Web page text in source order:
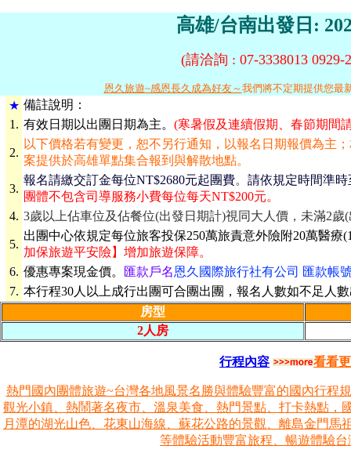
高雄/台南出發日:
(請洽詢 : 07-3338013 0929-
恩久旅遊~感恩長久成為好友～我們將不定期提供您最
★ 備註說明：
1. 有效日期 以出團日期為主。 (寒暑假及連續假期、春節期間
2.
以下價格若有變更，恕不另行通知，以報名日期報價為主
案提供於高雄單點集合報到與解散地點。
3.
報名請繳交訂金每位NT$2680元起團費。 請依規定時間準
團體不包含司導服務小費每位每天NT$200元。
4. 3歲以上佔車位及佔餐位(出發日期計)視同大人價，未滿2歲
5.
出團中心依規定每位旅客投保250萬旅責意外險附20萬醫療
加保旅遊平安險】增加旅遊保障。
6. 優惠專案現金價。 匯款戶名恩久國際旅行社有公司 匯款帳
7. 本行程30人以上成行出團可合團出團，報名人數如不足人
房型
2人房
行程內容 看看
熱門國內團體旅遊~台灣各地風景名勝與體驗豐富的國內行程
觀光小鎮、熱鬧著名夜市、溫泉美食、熱門景點、打卡熱點，
月潭的湖光山色、花東山海線、蘇花公路的景觀、離島金門
等體驗活動豐富旅程、暢遊體驗